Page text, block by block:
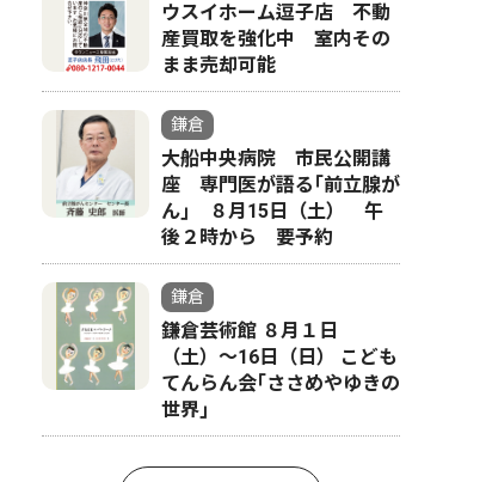
ウスイホーム逗子店 不動
産買取を強化中 室内その
まま売却可能
鎌倉
大船中央病院 市民公開講
座 専門医が語る｢前立腺が
ん｣ ８月15日（土） 午
後２時から 要予約
鎌倉
鎌倉芸術館 ８月１日
（土）〜16日（日） こども
てんらん会｢ささめやゆきの
世界｣